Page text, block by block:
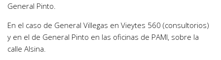
General Pinto.
En el caso de General Villegas en Vieytes 560 (consultorios)
y en el de General Pinto en las oficinas de PAMI, sobre la
calle Alsina.